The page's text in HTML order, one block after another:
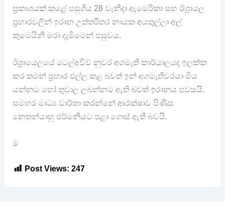
ප්‍රකාශයක් කළේ පසුගිය 28 වැනිදා ඇමෙරිකා සහ ඊශ්‍රායල
ප්‍රහාරවලින් ඉරාන උත්තරීතර නායක අයතුල්ලා අල්
කුමෙයිනි මරා දැමීමෙන් පසුවය.
ඊශ්‍රායෙලයේ ටෙල්අවීව් නුවර අගමැති කාර්යාලයද ඉලක්ක
කර තමන් ප්‍රහාර එල්ල කළ බවත් ඉන් අගමැතිවරයා මිය
යන්නට හෝ තුවාල ලබන්නට ඇති බවත් ඉරානය පවසයි.
සමහර මාධ්‍ය වාර්තා කරන්නේ ආරක්ෂාව පිණිස
නෙතන්යාහු ජර්මනියට පළා ගොස් ඇති බවයි.
ම
Post Views: 247